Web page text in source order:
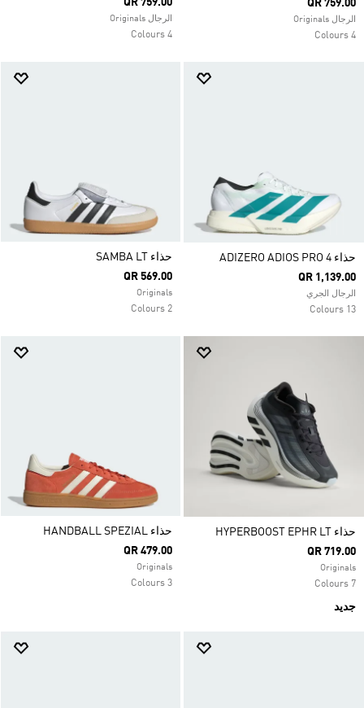
QR 759.00
الرجال Originals
4 Colours
QR 759.00
الرجال Originals
4 Colours
حذاء ADIZERO ADIOS PRO 4
QR 1,139.00
الرجال الجري
13 Colours
حذاء SAMBA LT
QR 569.00
Originals
2 Colours
حذاء HYPERBOOST EPHR LT
QR 719.00
Originals
7 Colours
جديد
حذاء HANDBALL SPEZIAL
QR 479.00
Originals
3 Colours